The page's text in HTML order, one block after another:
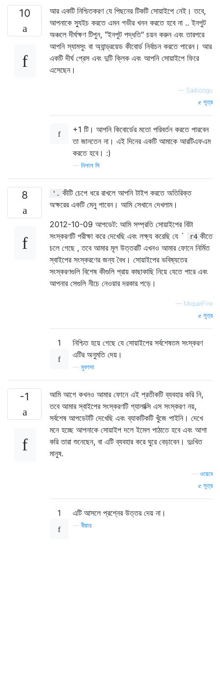
10
আর একটি নিশ্চিতকরণ যে পিছনের টিকটি সোয়াইপে নেই। তবে,
আপনাকে স্যুইচ করতে এমন গভীর খনন করতে হবে না .. ইনপুট
অঞ্চলে দীর্ঘক্ষণ টিপুন, "ইনপুট পদ্ধতি" চয়ন করুন এবং তারপরে
আপনি স্যামসুং বা অ্যান্ড্রয়েড কীবোর্ড নির্বাচন করতে পারেন। আর
একটি দীর্ঘ প্রেস এবং দুটি ক্লিক এবং আপনি সোয়াইপে ফিরে
এসেছেন।
— Saiboogu
সূত্র
+1 টি। আপনি কিবোর্ডের মতো পরিবর্তন করতে পারবেন
তা জানতেন না। এই দিনের একটি আমাকে আরটিএফএম
করতে হবে। :)
নিলাল সি
8 '. কীটি চেপে ধরে রাখলে আপনি টাইপ করতে অতিরিক্ত
অক্ষরের একটি মেনু পাবেন। আমি সেখানে দেখলাম।
2012-10-09 আপডেট: আমি সম্প্রতি সোয়াইপের বিটা
সংস্করণটি পরীক্ষা করে দেখেছি এবং লক্ষ্য করেছি যে `
r4 কীতে
চলে গেছে , তবে আমার মূল উত্তরটি এখনও আমার ফোনে নির্মিত
স্বাইপের সংস্করণের জন্য বৈধ। সোয়াইপের ভবিষ্যতের
সংস্করণগুলি বিশেষ কীগুলি প্রায় কাছাকাছি নিয়ে যেতে পারে এবং
আপনার সেগুলি নীচে নেওয়ার দরকার পড়ে।
— MiquelFire
সূত্র
1
নিশ্চিত হয়ে গেছে যে সোয়াইপের সর্বশেষতম সংস্করণ
এটির অনুমতি দেয়।
মুফাসা
-1
আমি আগে কখনও আমার ফোনে এই প্রতীকটি ব্যবহার করি নি,
তবে আমার স্বাইপের সংস্করণটি গ্যালাক্সি এস সংস্করণ নয়,
সর্বশেষ আপডেটটি দেখেছি এবং ব্যাকটিকটি খুঁজে পাইনি। দেখে
মনে হচ্ছে আপনাকে সোয়াইপ দলে ইমেল পাঠাতে হবে এবং আশা
করি তারা শুনেছেন, বা এটি ব্যবহার করে ঘুরে বেড়াবেন। দুঃখিত
মানুষ.
ওয়েবে
সূত্র
1 এটি আসলে প্রশ্নের উত্তর দেয় না।
বীয়ার